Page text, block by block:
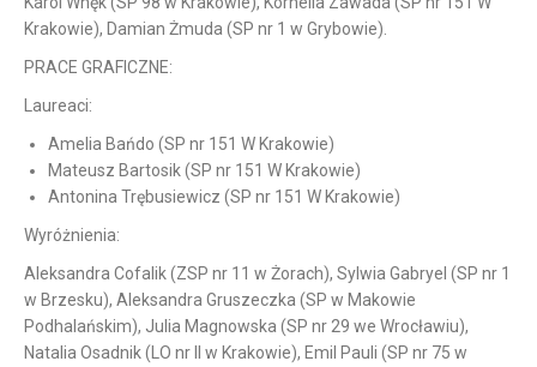
Krakowie), Damian Żmuda (SP nr 1 w Grybowie).
PRACE GRAFICZNE:
Laureaci:
Amelia Bańdo (SP nr 151 W Krakowie)
Mateusz Bartosik (SP nr 151 W Krakowie)
Antonina Trębusiewicz (SP nr 151 W Krakowie)
Wyróżnienia:
Aleksandra Cofalik (ZSP nr 11 w Żorach), Sylwia Gabryel (SP nr 1
w Brzesku), Aleksandra Gruszeczka (SP w Makowie
Podhalańskim), Julia Magnowska (SP nr 29 we Wrocławiu),
Natalia Osadnik (LO nr II w Krakowie), Emil Pauli (SP nr 75 w